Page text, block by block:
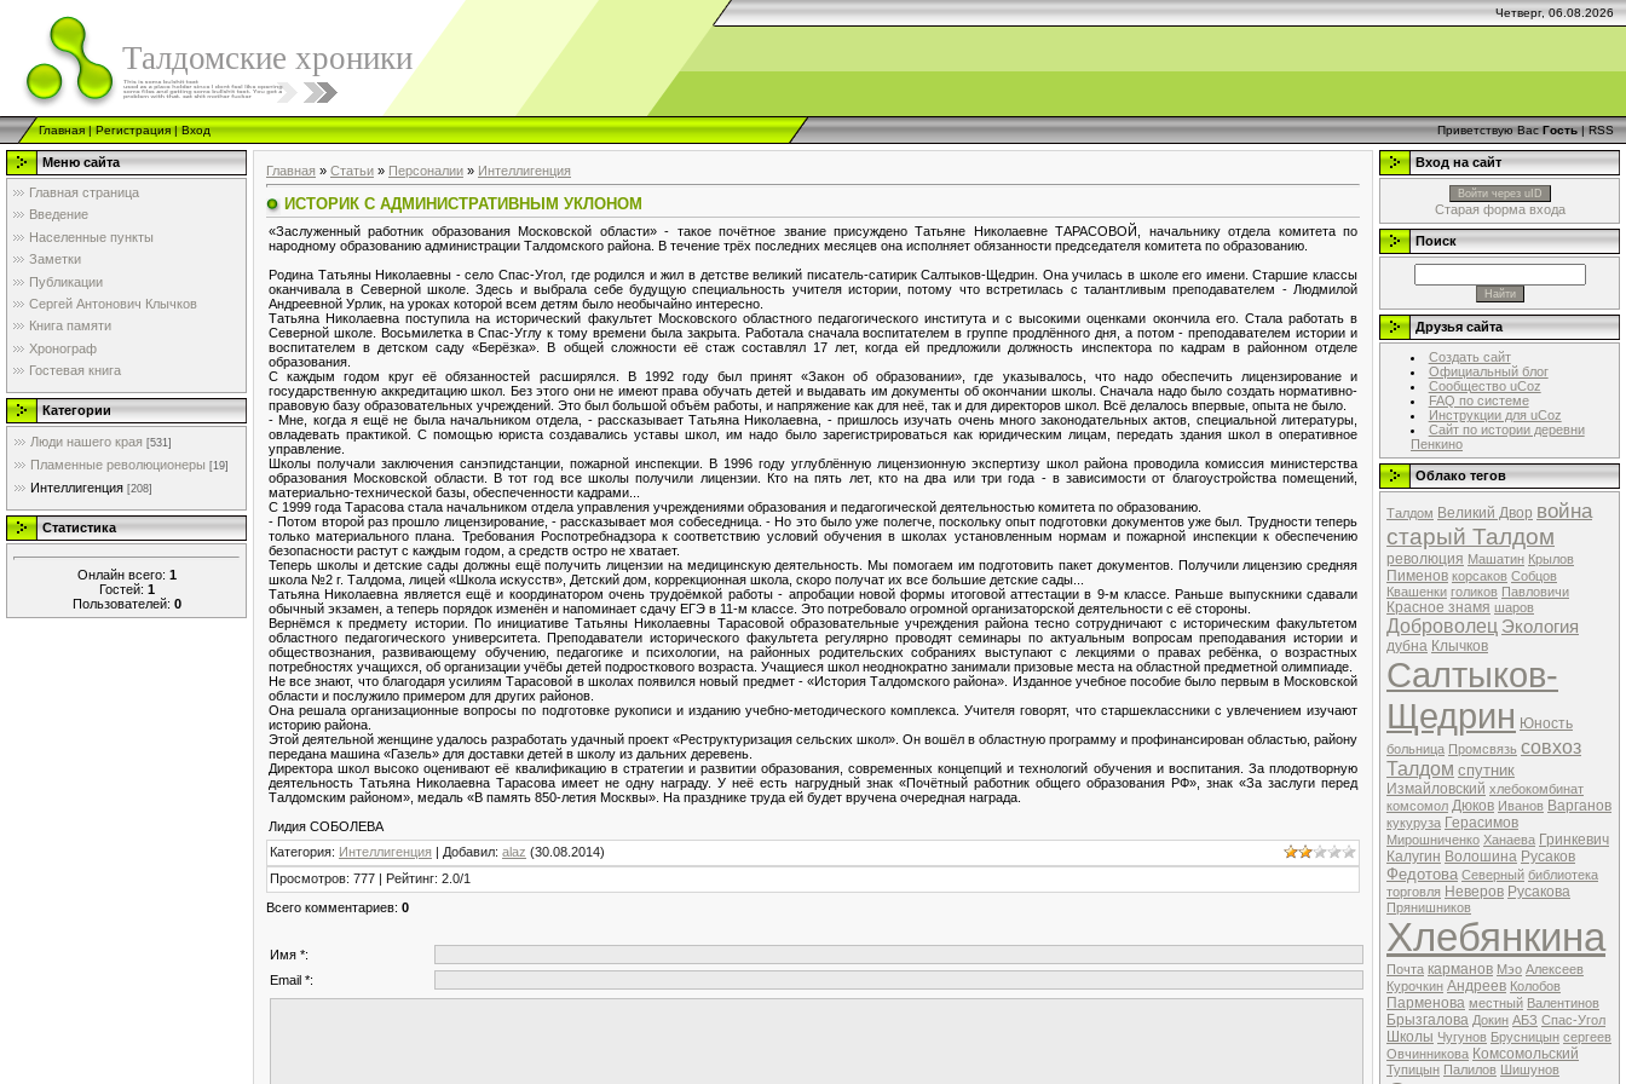
Четверг, 06.08.2026
Талдомские хроники
Главная|Регистрация|Вход Приветствую Вас Гость|RSS
Меню сайта
Главная страница
Введение
Населенные пункты
Заметки
Публикации
Сергей Антонович Клычков
Книга памяти
Хронограф
Гостевая книга
Категории
Люди нашего края [531]
Пламенные революционеры [19]
Интеллигенция [208]
Статистика
Онлайн всего: 1
Гостей: 1
Пользователей: 0
Главная » Статьи » Персоналии » Интеллигенция
ИСТОРИК С АДМИНИСТРАТИВНЫМ УКЛОНОМ
«Заслуженный работник образования Московской области» - такое почётное звание присуждено Татьяне Николаевне ТАРАСОВОЙ, начальнику отдела комитета по
народному образованию администрации Талдомского района. В течение трёх последних месяцев она исполняет обязанности председателя комитета по образованию.
Родина Татьяны Николаевны - село Спас-Угол, где родился и жил в детстве великий писатель-сатирик Салтыков-Щедрин. Она училась в школе его имени. Старшие классы
оканчивала в Северной школе. Здесь и выбрала себе будущую специальность учителя истории, потому что встретилась с талантливым преподавателем - Людмилой
Андреевной Урлик, на уроках которой всем детям было необычайно интересно.
Татьяна Николаевна поступила на исторический факультет Московского областного педагогического института и с высокими оценками окончила его. Стала работать в
Северной школе. Восьмилетка в Спас-Углу к тому времени была закрыта. Работала сначала воспитателем в группе продлённого дня, а потом - преподавателем истории и
воспитателем в детском саду «Берёзка». В общей сложности её стаж составлял 17 лет, когда ей предложили должность инспектора по кадрам в районном отделе
образования.
С каждым годом круг её обязанностей расширялся. В 1992 году был принят «Закон об образовании», где указывалось, что надо обеспечить лицензирование и
государственную аккредитацию школ. Без этого они не имеют права обучать детей и выдавать им документы об окончании школы. Сначала надо было создать нормативно-
правовую базу образовательных учреждений. Это был большой объём работы, и напряжение как для неё, так и для директоров школ. Всё делалось впервые, опыта не было.
- Мне, когда я ещё не была начальником отдела, - рассказывает Татьяна Николаевна, - пришлось изучать очень много законодательных актов, специальной литературы,
овладевать практикой. С помощью юриста создавались уставы школ, им надо было зарегистрироваться как юридическим лицам, передать здания школ в оперативное
управление.
Школы получали заключения санэпидстанции, пожарной инспекции. В 1996 году углублённую лицензионную экспертизу школ района проводила комиссия министерства
образования Московской области. В тот год все школы получили лицензии. Кто на пять лет, кто на два или три года - в зависимости от благоустройства помещений,
материально-технической базы, обеспеченности кадрами...
С 1999 года Тарасова стала начальником отдела управления учреждениями образования и педагогической деятельностью комитета по образованию.
- Потом второй раз прошло лицензирование, - рассказывает моя собеседница. - Но это было уже полегче, поскольку опыт подготовки документов уже был. Трудности теперь
только материального плана. Требования Роспотребнадзора к соответствию условий обучения в школах установленным нормам и пожарной инспекции к обеспечению
безопасности растут с каждым годом, а средств остро не хватает.
Теперь школы и детские сады должны ещё получить лицензии на медицинскую деятельность. Мы помогаем им подготовить пакет документов. Получили лицензию средняя
школа №2 г. Талдома, лицей «Школа искусств», Детский дом, коррекционная школа, скоро получат их все большие детские сады...
Татьяна Николаевна является ещё и координатором очень трудоёмкой работы - апробации новой формы итоговой аттестации в 9-м классе. Раньше выпускники сдавали
обычный экзамен, а теперь порядок изменён и напоминает сдачу ЕГЭ в 11-м классе. Это потребовало огромной организаторской деятельности с её стороны.
Вернёмся к предмету истории. По инициативе Татьяны Николаевны Тарасовой образовательные учреждения района тесно сотрудничают с историческим факультетом
областного педагогического университета. Преподаватели исторического факультета регулярно проводят семинары по актуальным вопросам преподавания истории и
обществознания, развивающему обучению, педагогике и психологии, на районных родительских собраниях выступают с лекциями о правах ребёнка, о возрастных
потребностях учащихся, об организации учёбы детей подросткового возраста. Учащиеся школ неоднократно занимали призовые места на областной предметной олимпиаде.
Не все знают, что благодаря усилиям Тарасовой в школах появился новый предмет - «История Талдомского района». Изданное учебное пособие было первым в Московской
области и послужило примером для других районов.
Она решала организационные вопросы по подготовке рукописи и изданию учебно-методического комплекса. Учителя говорят, что старшеклассники с увлечением изучают
историю района.
Этой деятельной женщине удалось разработать удачный проект «Реструктуризация сельских школ». Он вошёл в областную программу и профинансирован областью, району
передана машина «Газель» для доставки детей в школу из дальних деревень.
Директора школ высоко оценивают её квалификацию в стратегии и развитии образования, современных концепций и технологий обучения и воспитания. За плодотворную
деятельность Татьяна Николаевна Тарасова имеет не одну награду. У неё есть нагрудный знак «Почётный работник общего образования РФ», знак «За заслуги перед
Талдомским районом», медаль «В память 850-летия Москвы». На празднике труда ей будет вручена очередная награда.
Лидия СОБОЛЕВА
Категория: Интеллигенция | Добавил: alaz (30.08.2014)
Просмотров: 777 | Рейтинг: 2.0/1
Всего комментариев: 0
Имя *:
Email *:
Вход на сайт
Войти через uID
Старая форма входа
Поиск
Друзья сайта
Создать сайт
Официальный блог
Сообщество uCoz
FAQ по системе
Инструкции для uCoz
Сайт по истории деревни
Пенкино
Облако тегов
Талдом Великий Двор война
старый Талдом
революция Машатин Крылов
Пименов корсаков Собцов
Квашенки голиков Павловичи
Красное знамя шаров
Доброволец Экология
дубна Клычков
Салтыков-
Щедрин Юность
больница Промсвязь совхоз
Талдом спутник
Измайловский хлебокомбинат
комсомол Дюков Иванов Варганов
кукуруза Герасимов
Мирошниченко Ханаева Гринкевич
Калугин Волошина Русаков
Федотова Северный библиотека
торговля Неверов Русакова
Прянишников
Хлебянкина
Почта карманов Мэо Алексеев
Курочкин Андреев Колобов
Парменова местный Валентинов
Брызгалова Докин АБЗ Спас-Угол
Школы Чугунов Брусницын сергеев
Овчинникова Комсомольский
Тупицын Палилов Шишунов